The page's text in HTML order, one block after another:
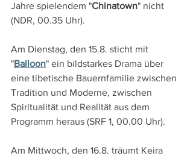
Jahre spielendem "Chinatown" nicht
(NDR, 00.35 Uhr).
Am Dienstag, den 15.8. sticht mit
"Balloon" ein bildstarkes Drama über
eine tibetische Bauernfamilie zwischen
Tradition und Moderne, zwischen
Spiritualität und Realität aus dem
Programm heraus (SRF 1, 00.00 Uhr).
Am Mittwoch, den 16.8. träumt Keira